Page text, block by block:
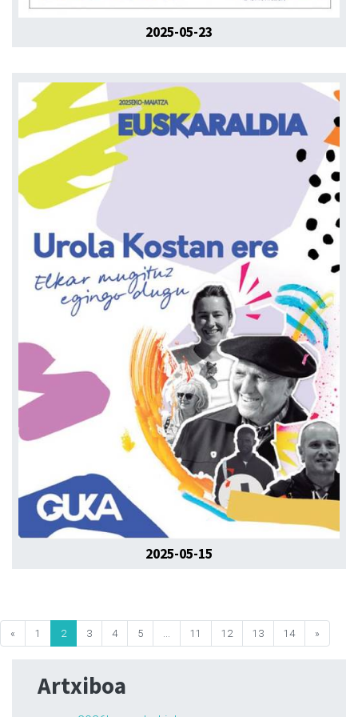
2025-05-23
2025-05-15
« 1 2 3 4 5 ... 11 12 13 14 »
Artxiboa